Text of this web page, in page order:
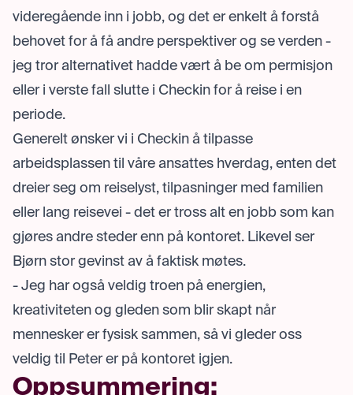
videregående inn i jobb, og det er enkelt å forstå
behovet for å få andre perspektiver og se verden -
jeg tror alternativet hadde vært å be om permisjon
eller i verste fall slutte i Checkin for å reise i en
periode.
Generelt ønsker vi i Checkin å tilpasse
arbeidsplassen til våre ansattes hverdag, enten det
dreier seg om reiselyst, tilpasninger med familien
eller lang reisevei - det er tross alt en jobb som kan
gjøres andre steder enn på kontoret. Likevel ser
Bjørn stor gevinst av å faktisk møtes.
- Jeg har også veldig troen på energien,
kreativiteten og gleden som blir skapt når
mennesker er fysisk sammen, så vi gleder oss
veldig til Peter er på kontoret igjen.
Oppsummering: